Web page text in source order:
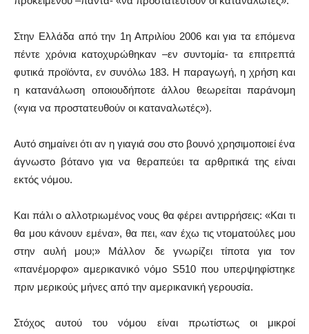
Στην Ελλάδα από την 1η Απριλίου 2006 και για τα επόμενα
πέντε χρόνια κατοχυρώθηκαν –εν συντομία- τα επιτρεπτά
φυτικά προϊόντα, εν συνόλω 183. Η παραγωγή, η χρήση και
η κατανάλωση οποιουδήποτε άλλου θεωρείται παράνομη
(«για να προστατευθούν οι καταναλωτές»).
Αυτό σημαίνει ότι αν η γιαγιά σου στο βουνό χρησιμοποιεί ένα
άγνωστο βότανο για να θεραπεύει τα αρθριτικά της είναι
εκτός νόμου.
Και πάλι ο αλλοτριωμένος νους θα φέρει αντιρρήσεις: «Και τι
θα μου κάνουν εμένα», θα πει, «αν έχω τις ντοματούλες μου
στην αυλή μου;» Μάλλον δε γνωρίζει τίποτα για τον
«πανέμορφο» αμερικανικό νόμο S510 που υπερψηφίστηκε
πριν μερικούς μήνες από την αμερικανική γερουσία.
Στόχος αυτού του νόμου είναι πρωτίστως οι μικροί